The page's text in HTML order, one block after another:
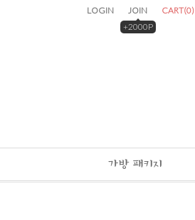
LOGIN
JOIN
+2000P
CART(0)
가방 패키지